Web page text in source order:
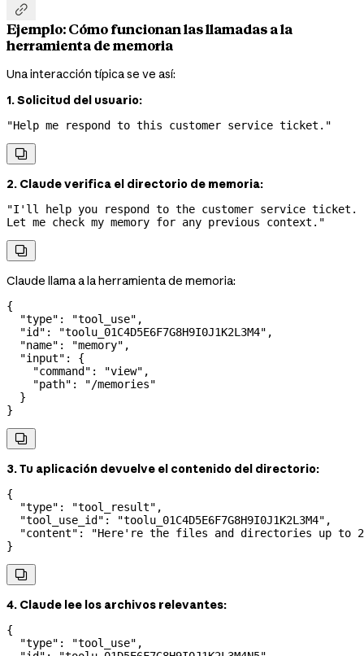

Ejemplo: Cómo funcionan las llamadas a la
herramienta de memoria
Una interacción típica se ve así:
1. Solicitud del usuario:
"Help me respond to this customer service ticket."

2. Claude verifica el directorio de memoria:
"I'll help you respond to the customer service ticket.
Let me check my memory for any previous context."

Claude llama a la herramienta de memoria:
{
  "type"
: "tool_use" ,
  "id"
: "toolu_01C4D5E6F7G8H9I0J1K2L3M4" ,
  "name"
: "memory" ,
  "input"
: {
    "command"
: "view" ,
    "path"
:
"/memories"
  }
}

3. Tu aplicación devuelve el contenido del directorio:
{
  "type"
: "tool_result" ,
  "tool_use_id"
: "toolu_01C4D5E6F7G8H9I0J1K2L3M4" ,
  "content"
:
"Here're the files and directories up to 2
}

4. Claude lee los archivos relevantes:
{
  "type"
: "tool_use" ,